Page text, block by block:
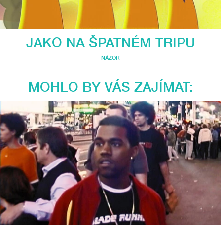
JAKO NA ŠPATNÉM TRIPU
NÁZOR
MOHLO BY VÁS ZAJÍMAT: